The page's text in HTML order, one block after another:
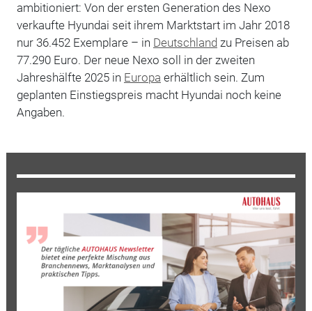
ambitioniert: Von der ersten Generation des Nexo
verkaufte Hyundai seit ihrem Marktstart im Jahr 2018
nur 36.452 Exemplare – in Deutschland zu Preisen ab
77.290 Euro. Der neue Nexo soll in der zweiten
Jahreshälfte 2025 in Europa erhältlich sein. Zum
geplanten Einstiegspreis macht Hyundai noch keine
Angaben.